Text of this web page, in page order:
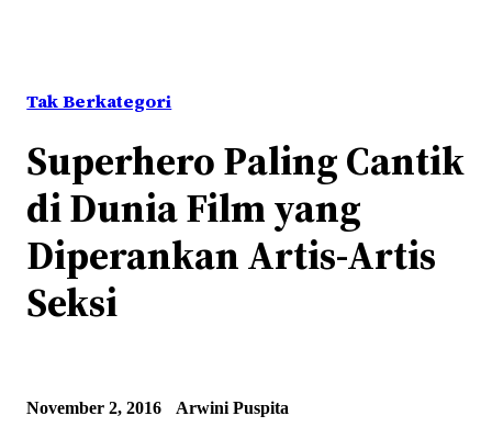
Tak Berkategori
Superhero Paling Cantik
di Dunia Film yang
Diperankan Artis-Artis
Seksi
November 2, 2016 Arwini Puspita